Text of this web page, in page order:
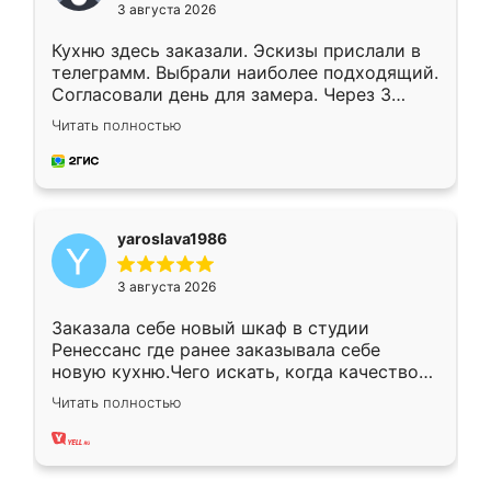
3 августа 2026
Кухню здесь заказали. Эскизы прислали в
телеграмм. Выбрали наиболее подходящий.
Согласовали день для замера. Через 3
недели кухня была уже готова. Остались
довольны работой. Спасибо Ренессанс
мебель за качественную работу!
Читать полностью
yaroslava1986
3 августа 2026
Заказала себе новый шкаф в студии
Ренессанс где ранее заказывала себе
новую кухню.Чего искать, когда качеством
вполне довольна. Служит кухня уже почти
два года, нареканий нет.
Читать полностью